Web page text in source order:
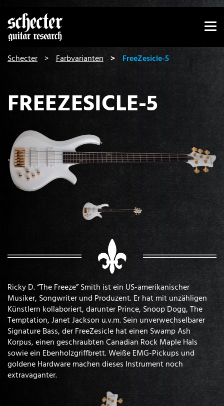
Zeige besser passende Version dieser Seite
Diese Meldung nicht mehr anzeigen
Schecter Farbvarianten FreeZesicle-5
FREEZESICLE-5
Ricky D. “The Freeze” Smith ist ein US-amerikanischer
Musiker, Songwriter und Produzent. Er hat mit unzähligen
Künstlern kollaboriert, darunter Prince, Snoop Dogg, The
Temptation, Janet Jackson u.v.m. Sein unverwechselbarer
Signature Bass, der FreeZesicle hat einen Swamp Ash
Korpus, einen geschraubten Canadian Rock Maple Hals
sowie ein Ebenholzgriffbrett. Weiße EMG-Pickups und
goldene Hardware machen dieses Instrument noch
extravaganter.